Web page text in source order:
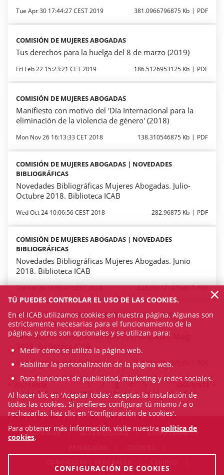
Tue Apr 30 17:44:27 CEST 2019 381.0966796875 Kb PDF
COMISIÓN DE MUJERES ABOGADAS
Tus derechos para la huelga del 8 de marzo (2019)
Fri Feb 22 15:23:21 CET 2019 186.5126953125 Kb PDF
COMISIÓN DE MUJERES ABOGADAS
Manifiesto con motivo del 'Día Internacional para la
eliminación de la violencia de género' (2018)
Mon Nov 26 16:13:33 CET 2018 138.310546875 Kb PDF
COMISIÓN DE MUJERES ABOGADAS | NOVEDADES
BIBLIOGRÁFICAS
Novedades Bibliográficas Mujeres Abogadas. Julio-
Octubre 2018. Biblioteca ICAB
Wed Oct 24 10:06:56 CEST 2018 282.96875 Kb PDF
COMISIÓN DE MUJERES ABOGADAS | NOVEDADES
BIBLIOGRÁFICAS
Novedades Bibliográficas Mujeres Abogadas. Junio
2018. Biblioteca ICAB
Tue Jun 26 16:50:40 CEST 2018 228.076171875 Kb PDF
COMISIÓN DE MUJERES ABOGADAS | NOVEDADES
BIBLIOGRÁFICAS
Novedades Bibliográficas Mujeres Abogadas. Maig
2018. Biblioteca ICAB
Wed May 23 16:43:03 CEST 2018 259.3427734375 Kb
1 2 3 4 5
MAPA WEB ACCESIBILIDAD
AVISO LEGAL
TÚ PUEDES CONTROLAR EL USO DE LAS COOKIES.
En el ICAB utilizamos cookies en nuestra página. Algunas son
estrictamente necesarias para el funcionamiento de la
página, y otros son opcionales y se utilizan para:
Medir cómo se utiliza la página web.
Habilitar la personalización de la página web.
Para funciones de publicidad, marketing y redes sociales.
Al hacer clic en 'Aceptar todas', aceptas la instalación de
todas las cookies. Si prefieres configurar tú mismo / a o
rechazarlas, haz clic en 'Configuración de cookies'.
Para obtener más información, visite nuestra política de
cookies.
CONFIGURACIÓN DE COOKIES
×